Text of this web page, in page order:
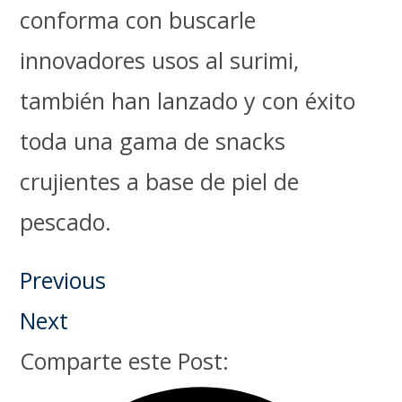
conforma con buscarle
innovadores usos al surimi,
también han lanzado y con éxito
toda una gama de snacks
crujientes a base de piel de
pescado.
Previous
Next
Comparte este Post: